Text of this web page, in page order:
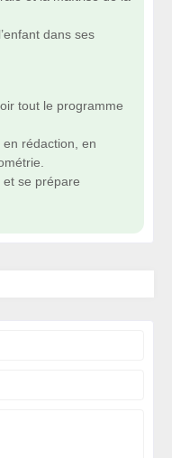
dans ses
tout le programme
rédaction, en
et se prépare